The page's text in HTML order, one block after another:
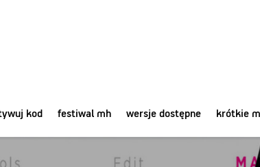
kod festiwal mh wersje dostępne krótkie